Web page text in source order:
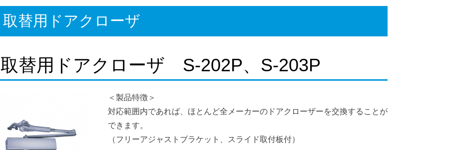
取替用ドアクローザ
取替用ドアクローザ S-202P、S-203P
＜製品特徴＞
対応範囲内であれば、ほとんど全メーカーのドアクローザーを交換することが
できます。
（フリーアジャストブラケット、スライド取付板付）